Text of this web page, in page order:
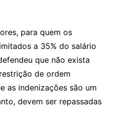
para quem os
a 35% do salário
que não exista
de ordem
as indenizações são um
devem ser repassadas